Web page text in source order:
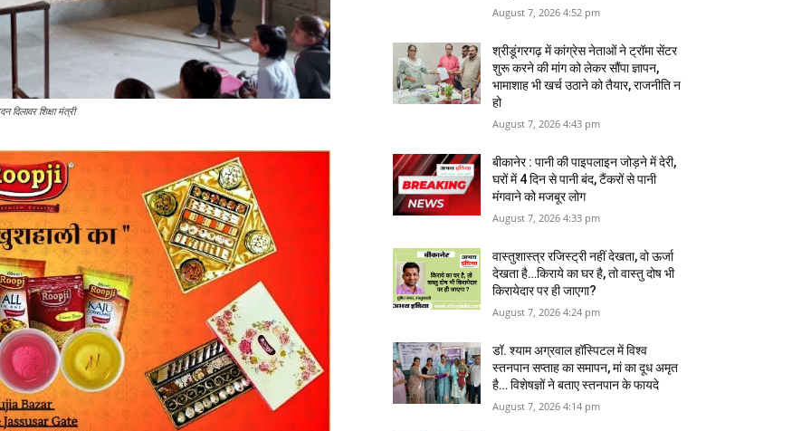
दिलावर शिक्षा मंत्री
August 7, 2026 4:52 pm
श्रीडूंगरगढ़ में कांग्रेस नेताओं ने ट्रॉमा सेंटर
शुरू करने की मांग को लेकर सौंपा ज्ञापन,
भामाशाह भी खर्च उठाने को तैयार, राजनीति न
हो
August 7, 2026 4:43 pm
बीकानेर : पानी की पाइपलाइन जोड़ने में देरी,
घरों में 4 दिन से पानी बंद, टैंकरों से पानी
मंगवाने को मजबूर लोग
August 7, 2026 4:33 pm
वास्‍तुशास्‍त्र रजिस्‍ट्री नहीं देखता, वो ऊर्जा
देखता है…किराये का घर है, तो वास्तु दोष भी
किरायेदार पर ही जाएगा?
August 7, 2026 4:24 pm
डॉ. श्याम अग्रवाल हॉस्पिटल में विश्व
स्तनपान सप्ताह का समापन, मां का दूध अमृत
है… विशेषज्ञों ने बताए स्तनपान के फायदे
August 7, 2026 4:14 pm